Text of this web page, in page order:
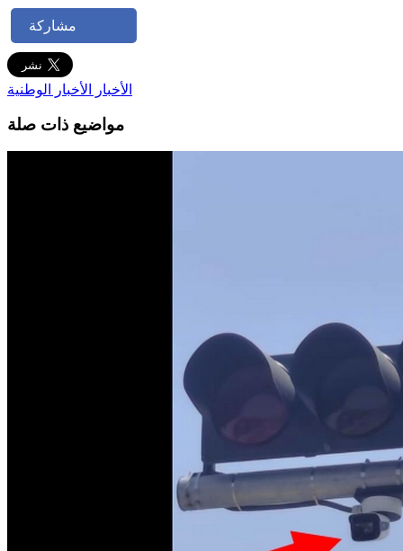
مشاركة
الأخبار الأخبار الوطنية
مواضيع ذات صلة